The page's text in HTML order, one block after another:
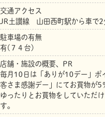
交通アクセス
JR土讃線 山田西町駅から車で2
駐車場の有無
有(７４台)
店舗・施設の概要、PR
毎月10日は「ありが10デー」
客さま感謝デー」にてお買物が5
ゆったりとお買物をしていただ
す。